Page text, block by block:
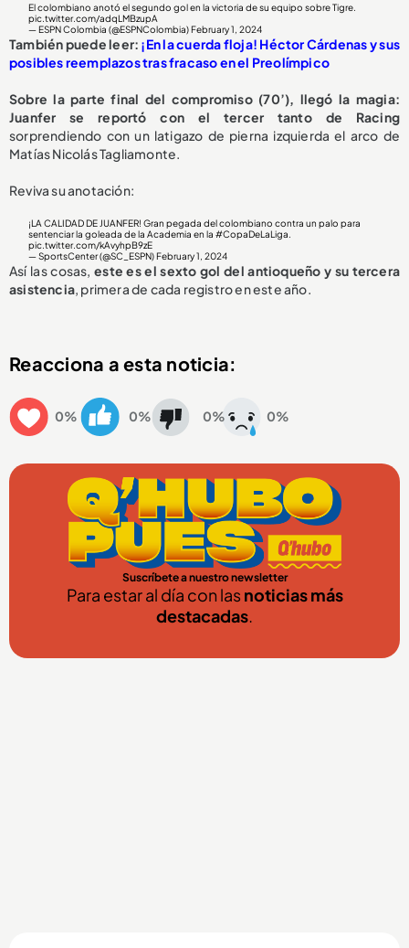
El colombiano anotó el segundo gol en la victoria de su equipo sobre Tigre.
pic.twitter.com/adqLMBzupA
— ESPN Colombia (@ESPNColombia)February 1, 2024
También puede leer: ¡En la cuerda floja! Héctor Cárdenas y sus
posibles reemplazos tras fracaso en el Preolímpico
Sobre la parte final del compromiso (70’), llegó la magia:
Juanfer se reportó con el tercer tanto de Racing
sorprendiendo con un latigazo de pierna izquierda el arco de
Matías Nicolás Tagliamonte.
Reviva su anotación:
¡LA CALIDAD DE JUANFER! Gran pegada del colombiano contra un palo para
sentenciar la goleada de la Academia en la#CopaDeLaLiga
pic.twitter.com/kAvyhpB9zE
— SportsCenter (@SC_ESPN)February 1, 2024
Así las cosas,este es el sexto gol del antioqueño y su tercera
asistencia, primera de cada registro en este año.
Reacciona a esta noticia:
0% 0% 0% 0%
Suscríbete a nuestro newsletter
Para estar al día con lasnoticias más
destacadas.